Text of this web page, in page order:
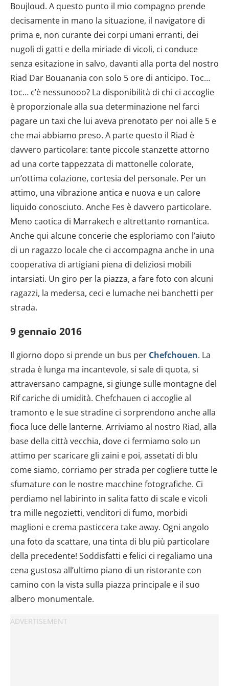
Boujloud. A questo punto il mio compagno prende
decisamente in mano la situazione, il navigatore di
prima e, non curante dei corpi umani erranti, dei
nugoli di gatti e della miriade di vicoli, ci conduce
senza esitazione in salvo, davanti alla porta del nostro
Riad Dar Bouanania con solo 5 ore di anticipo. Toc…
toc… c’è nessunooo? La disponibilità di chi ci accoglie
è proporzionale alla sua determinazione nel farci
pagare un taxi che lui aveva prenotato per noi alle 5 e
che mai abbiamo preso. A parte questo il Riad è
davvero particolare: tante piccole stanzette attorno
ad una corte tappezzata di mattonelle colorate,
un’ottima colazione, cortesia del personale. Per un
attimo, una vibrazione antica e nuova e un calore
liquido conosciuto. Anche Fes è davvero particolare.
Meno caotica di Marrakech e altrettanto romantica.
Anche qui alcune concerie che esploriamo con l’aiuto
di un ragazzo locale che ci accompagna anche in una
cooperativa di artigiani piena di deliziosi mobili
intarsiati. Un giro per la piazza, a fare foto con alcuni
ragazzi, la medersa, ceci e lumache nei banchetti per
strada.
9 gennaio 2016
Il giorno dopo si prende un bus per Chefchouen. La
strada è lunga ma incantevole, si sale di quota, si
attraversano campagne, si giunge sulle montagne del
Rif cariche di umidità. Chefchauen ci accoglie al
tramonto e le sue stradine ci sorprendono anche alla
fioca luce delle lanterne. Arriviamo al nostro Riad, alla
base della città vecchia, dove ci fermiamo solo un
attimo per scaricare gli zaini e poi, assetati di blu
come siamo, corriamo per strada per cogliere tutte le
sfumature con le nostre macchine fotografiche. Ci
perdiamo nel labirinto in salita fatto di scale e vicoli
tra mille negozietti, venditori di fumo, morbidi
maglioni e crema pasticcera take away. Ogni angolo
una foto da scattare, una tinta di blu più particolare
della precedente! Soddisfatti e felici ci regaliamo una
cena gustosa all’ultimo piano di un ristorante con
camino con la vista sulla piazza principale e il suo
albero monumentale.